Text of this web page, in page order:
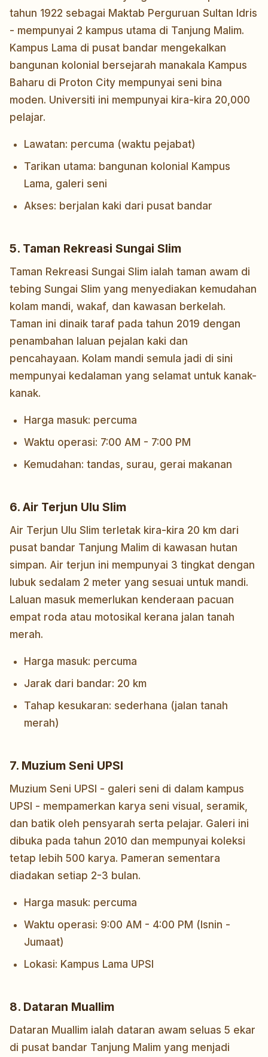
tahun 1922 sebagai Maktab Perguruan Sultan Idris
- mempunyai 2 kampus utama di Tanjung Malim.
Kampus Lama di pusat bandar mengekalkan
bangunan kolonial bersejarah manakala Kampus
Baharu di Proton City mempunyai seni bina
moden. Universiti ini mempunyai kira-kira 20,000
pelajar.
Lawatan: percuma (waktu pejabat)
Tarikan utama: bangunan kolonial Kampus
Lama, galeri seni
Akses: berjalan kaki dari pusat bandar
5. Taman Rekreasi Sungai Slim
Taman Rekreasi Sungai Slim ialah taman awam di
tebing Sungai Slim yang menyediakan kemudahan
kolam mandi, wakaf, dan kawasan berkelah.
Taman ini dinaik taraf pada tahun 2019 dengan
penambahan laluan pejalan kaki dan
pencahayaan. Kolam mandi semula jadi di sini
mempunyai kedalaman yang selamat untuk kanak-
kanak.
Harga masuk: percuma
Waktu operasi: 7:00 AM - 7:00 PM
Kemudahan: tandas, surau, gerai makanan
6. Air Terjun Ulu Slim
Air Terjun Ulu Slim terletak kira-kira 20 km dari
pusat bandar Tanjung Malim di kawasan hutan
simpan. Air terjun ini mempunyai 3 tingkat dengan
lubuk sedalam 2 meter yang sesuai untuk mandi.
Laluan masuk memerlukan kenderaan pacuan
empat roda atau motosikal kerana jalan tanah
merah.
Harga masuk: percuma
Jarak dari bandar: 20 km
Tahap kesukaran: sederhana (jalan tanah
merah)
7. Muzium Seni UPSI
Muzium Seni UPSI - galeri seni di dalam kampus
UPSI - mempamerkan karya seni visual, seramik,
dan batik oleh pensyarah serta pelajar. Galeri ini
dibuka pada tahun 2010 dan mempunyai koleksi
tetap lebih 500 karya. Pameran sementara
diadakan setiap 2-3 bulan.
Harga masuk: percuma
Waktu operasi: 9:00 AM - 4:00 PM (Isnin -
Jumaat)
Lokasi: Kampus Lama UPSI
8. Dataran Muallim
Dataran Muallim ialah dataran awam seluas 5 ekar
di pusat bandar Tanjung Malim yang menjadi